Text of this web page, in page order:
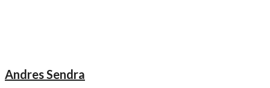
Andres Sendra